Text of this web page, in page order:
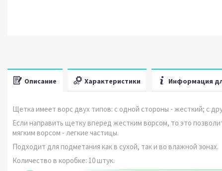
Описание Характеристики Информация
Щетка имеет ворс двух типов: с одной стороны - жесткий; с
Если направить щетку вперед жестким ворсом, то это
мягким ворсом - легкие частицы.
Подходит для подметания как в сухой, так и во влажной зонах.
Количество в коробке: 10 штук.